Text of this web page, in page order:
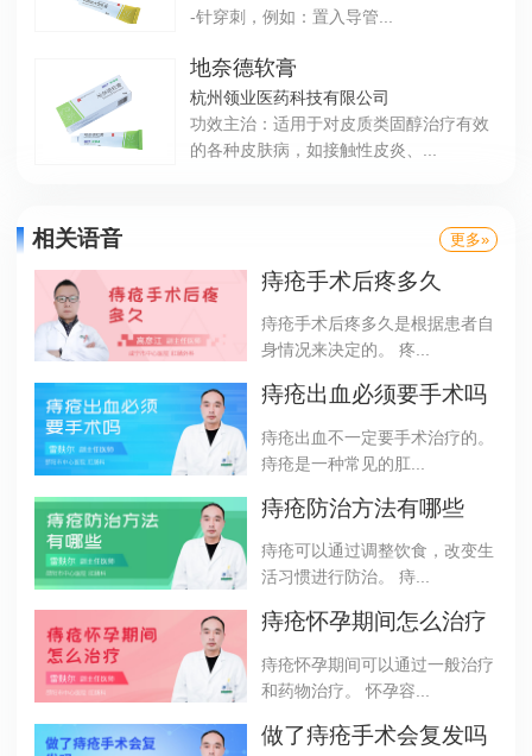
-针穿刺，例如：置入导管...
地奈德软膏
杭州领业医药科技有限公司
功效主治：适用于对皮质类固醇治疗有效
的各种皮肤病，如接触性皮炎、...
相关语音 更多»
痔疮手术后疼多久
痔疮手术后疼多久是根据患者自
身情况来决定的。 疼...
痔疮出血必须要手术吗
痔疮出血不一定要手术治疗的。
痔疮是一种常见的肛...
痔疮防治方法有哪些
痔疮可以通过调整饮食，改变生
活习惯进行防治。 痔...
痔疮怀孕期间怎么治疗
痔疮怀孕期间可以通过一般治疗
和药物治疗。 怀孕容...
做了痔疮手术会复发吗